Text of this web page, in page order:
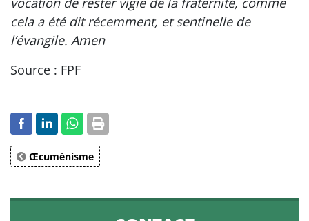
cela a été dit récemment, et sentinelle de
l’évangile. Amen
Source : FPF
Œcuménisme